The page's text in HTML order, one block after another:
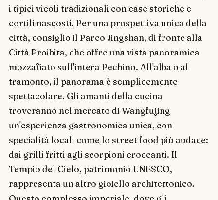
i tipici vicoli tradizionali con case storiche e
cortili nascosti. Per una prospettiva unica della
città, consiglio il Parco Jingshan, di fronte alla
Città Proibita, che offre una vista panoramica
mozzafiato sull'intera Pechino. All'alba o al
tramonto, il panorama è semplicemente
spettacolare. Gli amanti della cucina
troveranno nel mercato di Wangfujing
un'esperienza gastronomica unica, con
specialità locali come lo street food più audace:
dai grilli fritti agli scorpioni croccanti. Il
Tempio del Cielo, patrimonio UNESCO,
rappresenta un altro gioiello architettonico.